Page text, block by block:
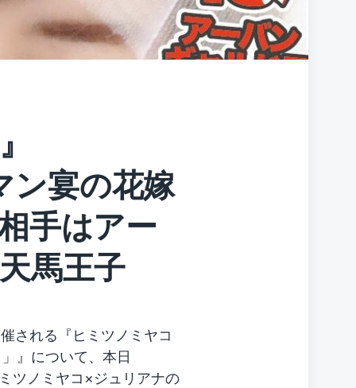
宴の花嫁
手はアー
馬王子
される『ヒミツノミヤコ
』について、本日
ツノミヤコ×ジュリアナの